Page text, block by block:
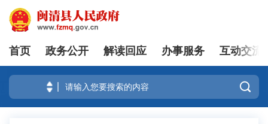
登录
首页 政务公开 解读回应 办事服务 互动交流
